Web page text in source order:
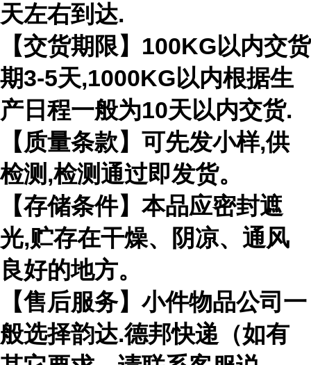
天左右到达.
【交货期限】100KG以内交货
期3-5天,1000KG以内根据生
产日程一般为10天以内交货.
【质量条款】可先发小样,供
检测,检测通过即发货。
【存储条件】本品应密封遮
光,贮存在干燥、阴凉、通风
良好的地方。
【售后服务】小件物品公司一
般选择韵达.德邦快递（如有